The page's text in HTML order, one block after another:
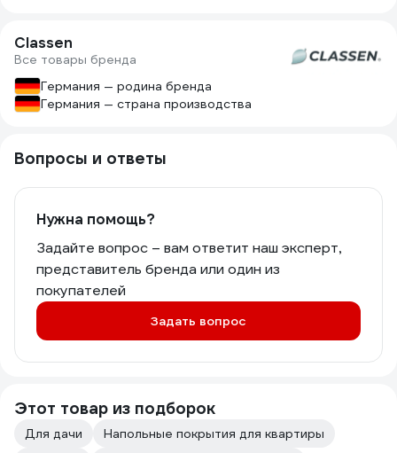
Classen
Все товары бренда
Германия — родина бренда
Германия — страна производства
Вопросы и ответы
Нужна помощь?
Задайте вопрос – вам ответит наш эксперт,
представитель бренда или один из
покупателей
Задать вопрос
Этот товар из подборок
Для дачи Напольные покрытия для квартиры